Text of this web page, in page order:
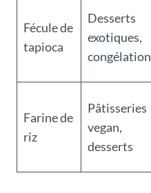
Fécule de
tapioca
Desserts
exotiques,
congélation
Farine de
riz
Pâtisseries
vegan,
desserts